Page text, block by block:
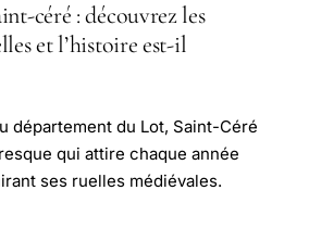
céré : découvrez les
et l’histoire est-il
département du Lot, Saint-Céré
qui attire chaque année
ses ruelles médiévales.